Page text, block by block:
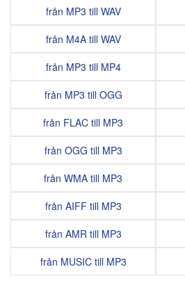
från MP3 till WAV
från M4A till WAV
från MP3 till MP4
från MP3 till OGG
från FLAC till MP3
från OGG till MP3
från WMA till MP3
från AIFF till MP3
från AMR till MP3
från MUSIC till MP3